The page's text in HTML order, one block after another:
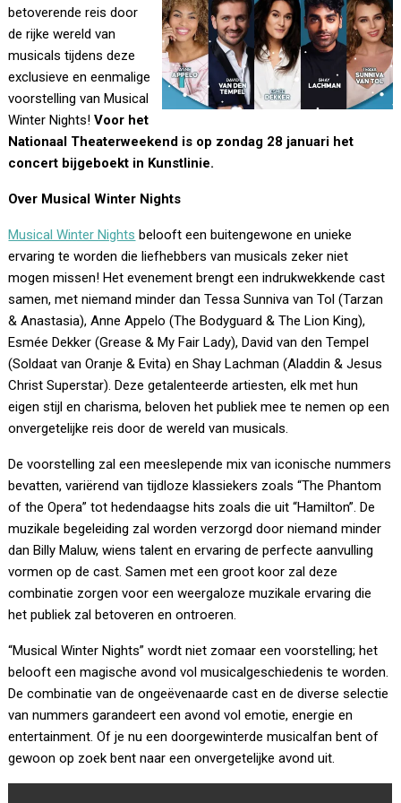
betoverende reis door
de rijke wereld van
musicals tijdens deze
exclusieve en eenmalige
voorstelling van Musical
Winter Nights!Voor het
Nationaal Theaterweekend is op zondag 28 januari het
concert bijgeboekt in Kunstlinie.
Over Musical Winter Nights
Musical Winter Nights belooft een buitengewone en unieke
ervaring te worden die liefhebbers van musicals zeker niet
mogen missen! Het evenement brengt een indrukwekkende cast
samen, met niemand minder dan Tessa Sunniva van Tol (Tarzan
& Anastasia), Anne Appelo (The Bodyguard & The Lion King),
Esmée Dekker (Grease & My Fair Lady), David van den Tempel
(Soldaat van Oranje & Evita) en Shay Lachman (Aladdin & Jesus
Christ Superstar). Deze getalenteerde artiesten, elk met hun
eigen stijl en charisma, beloven het publiek mee te nemen op een
onvergetelijke reis door de wereld van musicals.
De voorstelling zal een meeslepende mix van iconische nummers
bevatten, variërend van tijdloze klassiekers zoals “The Phantom
of the Opera” tot hedendaagse hits zoals die uit “Hamilton”. De
muzikale begeleiding zal worden verzorgd door niemand minder
dan Billy Maluw, wiens talent en ervaring de perfecte aanvulling
vormen op de cast. Samen met een groot koor zal deze
combinatie zorgen voor een weergaloze muzikale ervaring die
het publiek zal betoveren en ontroeren.
“Musical Winter Nights” wordt niet zomaar een voorstelling; het
belooft een magische avond vol musicalgeschiedenis te worden.
De combinatie van de ongeëvenaarde cast en de diverse selectie
van nummers garandeert een avond vol emotie, energie en
entertainment. Of je nu een doorgewinterde musicalfan bent of
gewoon op zoek bent naar een onvergetelijke avond uit.